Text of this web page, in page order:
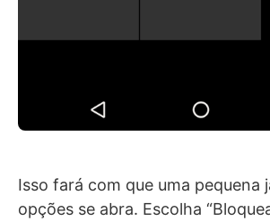
Isso fará com que uma pequena
opções se abra. Escolha